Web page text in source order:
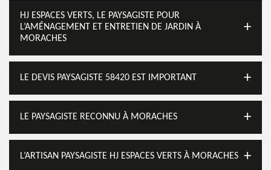
HJ ESPACES VERTS, LE PAYSAGISTE POUR
L’AMÉNAGEMENT ET ENTRETIEN DE JARDIN À
MORACHES
LE DEVIS PAYSAGISTE 58420 EST IMPORTANT
LE PAYSAGISTE RECONNU À MORACHES
L’ARTISAN PAYSAGISTE HJ ESPACES VERTS À MORACHES